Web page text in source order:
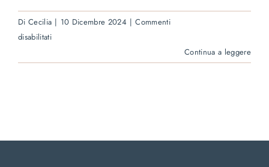
Di Cecilia | 10 Dicembre 2024 | Commenti
disabilitatisu
lavandaia
Continua a leggere